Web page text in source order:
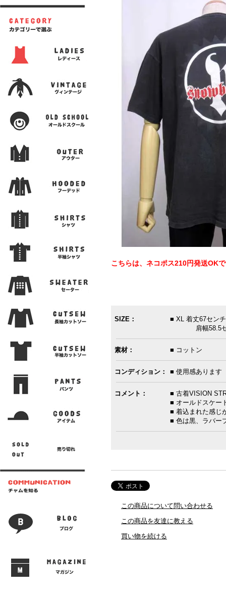
こちらは、ネコポス210円発送OK
SIZE：
■ XL 着丈67セン
肩幅58.5セ
素材： ■ コットン
コンディション： ■ 使用感あります
コメント：
■ 古着VISION
■ オールドスケー
■ 着込まれた感じ
■ 色は黒、ラバー
この商品について問い合わせる
この商品を友達に教える
買い物を続ける